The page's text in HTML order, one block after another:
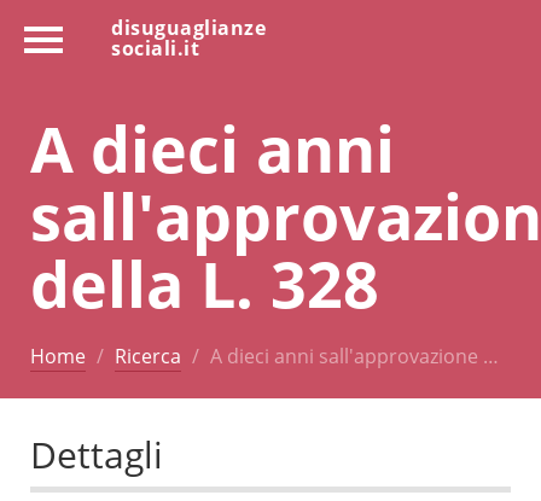
disuguaglianze
sociali.it
A dieci anni
della L. 328
Home Ricerca A dieci anni sall'approvazione …
Dettagli